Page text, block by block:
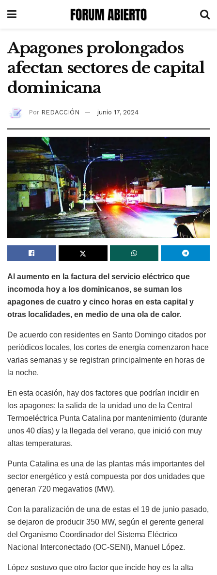
Apagones prolongados
afectan sectores de capital
dominicana
Por REDACCIÓN junio 17, 2024
Al aumento en la factura del servicio eléctrico que
incomoda hoy a los dominicanos, se suman los
apagones de cuatro y cinco horas en esta capital y
otras localidades, en medio de una ola de calor.
De acuerdo con residentes en Santo Domingo citados por
periódicos locales, los cortes de energía comenzaron hace
varias semanas y se registran principalmente en horas de
la noche.
En esta ocasión, hay dos factores que podrían incidir en
los apagones: la salida de la unidad uno de la Central
Termoeléctrica Punta Catalina por mantenimiento (durante
unos 40 días) y la llegada del verano, que inició con muy
altas temperaturas.
Punta Catalina es una de las plantas más importantes del
sector energético y está compuesta por dos unidades que
generan 720 megavatios (MW).
Con la paralización de una de estas el 19 de junio pasado,
se dejaron de producir 350 MW, según el gerente general
del Organismo Coordinador del Sistema Eléctrico
Nacional Interconectado (OC-SENI), Manuel López.
López sostuvo que otro factor que incide hoy es la alta